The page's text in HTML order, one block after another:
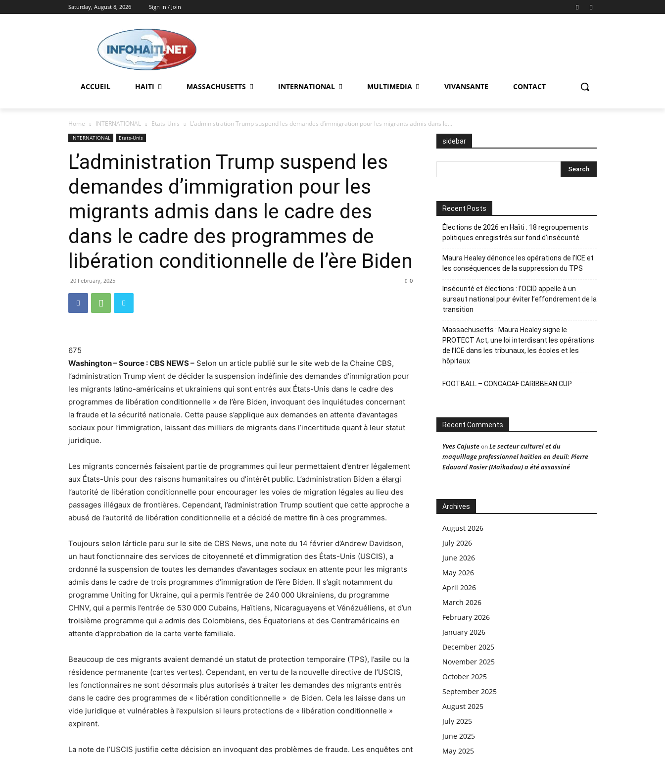
Saturday, August 8, 2026 Sign in / Join
ACCUEIL HAITI MASSACHUSETTS INTERNATIONAL MULTIMEDIA VIVANSANTE CONTACT
Home INTERNATIONAL Etats-Unis L’administration Trump suspend les demandes d’immigration pour les migrants admis dans le...
INTERNATIONAL Etats-Unis
L’administration Trump suspend les
demandes d’immigration pour les
migrants admis dans le cadre des
dans le cadre des programmes de
libération conditionnelle de l’ère Biden
20 February, 2025 0
675
Washington – Source : CBS NEWS – Selon un article publié sur le site web de la Chaine CBS,
l’administration Trump vient de décider la suspension indéfinie des demandes d’immigration pour
les migrants latino-américains et ukrainiens qui sont entrés aux États-Unis dans le cadre des
programmes de libération conditionnelle » de l’ère Biden, invoquant des inquiétudes concernant
la fraude et la sécurité nationale. Cette pause s’applique aux demandes en attente d’avantages
sociaux pour l’immigration, laissant des milliers de migrants dans l’incertitude quant à leur statut
juridique.
Les migrants concernés faisaient partie de programmes qui leur permettaient d’entrer légalement
aux États-Unis pour des raisons humanitaires ou d’intérêt public. L’administration Biden a élargi
l’autorité de libération conditionnelle pour encourager les voies de migration légales au lieu des
passages illégaux de frontières. Cependant, l’administration Trump soutient que cette approche a
abusé de l’autorité de libération conditionnelle et a décidé de mettre fin à ces programmes.
Toujours selon lárticle paru sur le site de CBS News, une note du 14 février d’Andrew Davidson,
un haut fonctionnaire des services de citoyenneté et d’immigration des États-Unis (USCIS), a
ordonné la suspension de toutes les demandes d’avantages sociaux en attente pour les migrants
admis dans le cadre de trois programmes d’immigration de l’ère Biden. Il s’agit notamment du
programme Uniting for Ukraine, qui a permis l’entrée de 240 000 Ukrainiens, du programme
CHNV, qui a permis l’entrée de 530 000 Cubains, Haïtiens, Nicaraguayens et Vénézuéliens, et d’un
troisième programme qui a admis des Colombiens, des Équatoriens et des Centraméricains en
attente d’approbation de la carte verte familiale.
Beaucoup de ces migrants avaient demandé un statut de protection temporaire (TPS), l’asile ou la
résidence permanente (cartes vertes). Cependant, en vertu de la nouvelle directive de l’USCIS,
les fonctionnaires ne sont désormais plus autorisés à traiter les demandes des migrants entrés
dans le cadre des programmes de « libération conditionnelle » de Biden. Cela les laisse dans un
vide juridique et vulnérables à l’expulsion si leurs protections de « libération conditionnelle »
expirent.
La note de l’USCIS justifie cette décision en invoquant des problèmes de fraude. Les enquêtes ont
sidebar
Recent Posts
Élections de 2026 en Haïti : 18 regroupements
politiques enregistrés sur fond d’insécurité
Maura Healey dénonce les opérations de l’ICE et
les conséquences de la suppression du TPS
Insécurité et élections : l’OCID appelle à un
sursaut national pour éviter l’effondrement de la
transition
Massachusetts : Maura Healey signe le
PROTECT Act, une loi interdisant les opérations
de l’ICE dans les tribunaux, les écoles et les
hôpitaux
FOOTBALL – CONCACAF CARIBBEAN CUP
Recent Comments
Yves CajusteonLe secteur culturel et du
maquillage professionnel haïtien en deuil: Pierre
Edouard Rosier (Maikadou) a été assassiné
Archives
August 2026
July 2026
June 2026
May 2026
April 2026
March 2026
February 2026
January 2026
December 2025
November 2025
October 2025
September 2025
August 2025
July 2025
June 2025
May 2025